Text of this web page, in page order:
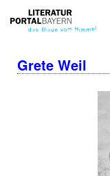
Grete Weil